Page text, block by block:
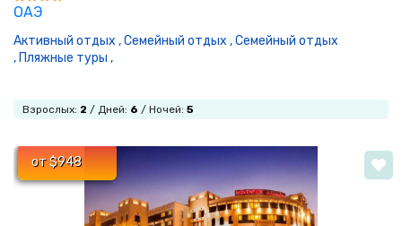
ОАЭ
Активный отдых ,Семейный отдых ,Семейный отдых
, Пляжные туры ,
Взрослых: 2 / Дней: 6 / Ночей: 5
от $948